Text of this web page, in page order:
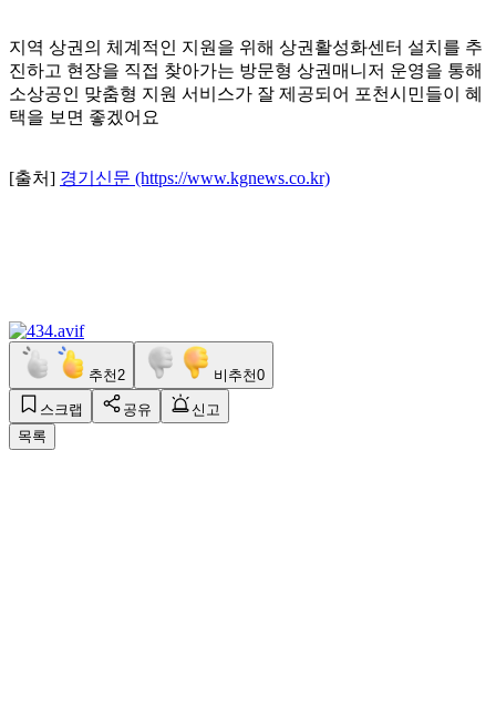
지역 상권의 체계적인 지원을 위해 상권활성화센터 설치를 추
진하고 현장을 직접 찾아가는 방문형 상권매니저 운영을 통해
소상공인 맞춤형 지원 서비스가 잘 제공되어 포천시민들이 혜
택을 보면 좋겠어요
[출처] 경기신문 (https://www.kgnews.co.kr)
추천 2 비추천0
스크랩 공유
신고
목록